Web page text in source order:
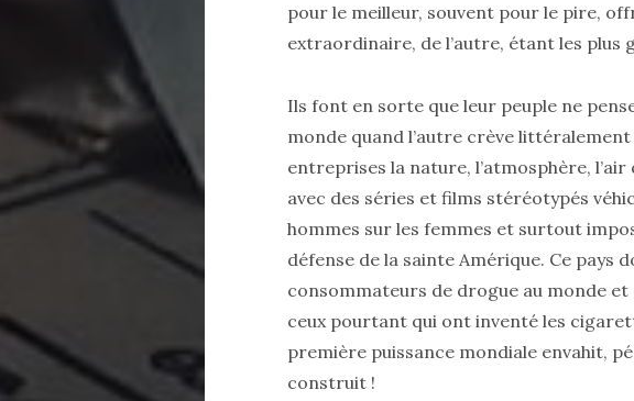
pour le meilleur, souvent pour le pire,
extraordinaire, de l’autre, étant les plus
Ils font en sorte que leur peuple ne
monde quand l’autre crève
entreprises la nature, l’atmosphère,
avec des séries et films stéréotypés
hommes sur les femmes et surtout
défense de la sainte Amérique. Ce pays
consommateurs de drogue au monde
ceux pourtant qui ont inventé les
première puissance mondiale envahit,
construit !